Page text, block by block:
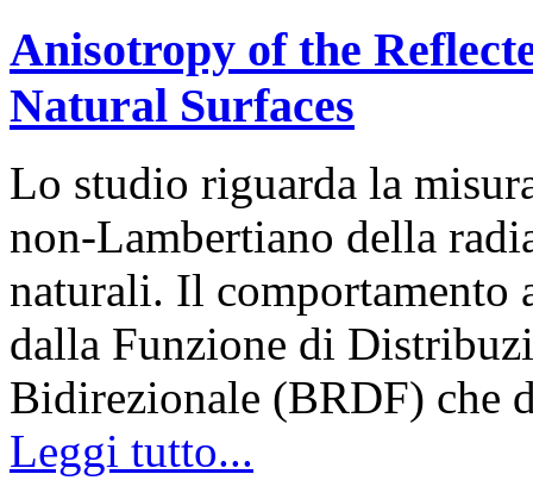
Anisotropy of the
Natural Surfaces
Lo studio riguarda la
non-Lambertiano della
naturali. Il comportamento
dalla Funzione di
Bidirezionale (BRDF) che
Leggi tutto...